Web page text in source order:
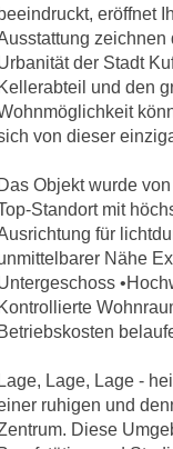
beeindruckt, eröffnet
zeichnen
der Stadt
Kellerabteil und den
von dieser
Das Objekt wurde
Standort mit
für
Nähe
Kontrollierte
Betriebskosten
Lage, Lage, Lage -
ruhigen und
Diese